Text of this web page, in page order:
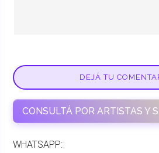
DEJÁ TU
CONSULTÁ POR ARTISTAS Y
WHATSAPP: